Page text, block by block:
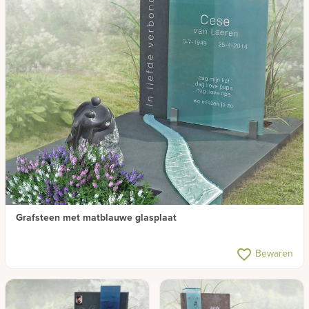
Grafsteen met matblauwe glasplaat
favorite_border Bewaren